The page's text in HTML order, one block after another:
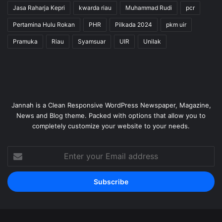
Jasa Raharja Kepri kwarda riau Muhammad Rudi pcr
Pertamina Hulu Rokan PHR Pilkada 2024 pkm uir
Pramuka Riau Syamsuar UIR Unilak
Jannah is a Clean Responsive WordPress Newspaper, Magazine,
News and Blog theme. Packed with options that allow you to
completely customize your website to your needs.
your
Email
address